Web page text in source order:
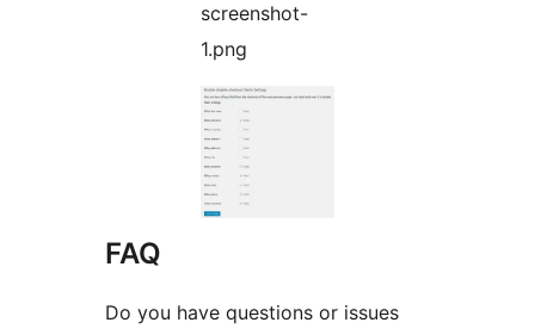
screenshot-
1.png
FAQ
Do you have questions or issues